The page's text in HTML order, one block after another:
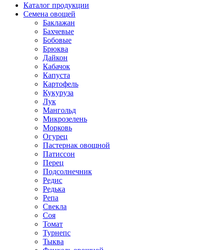
Каталог продукции
Семена овощей
Баклажан
Бахчевые
Бобовые
Брюква
Дайкон
Кабачок
Капуста
Картофель
Кукуруза
Лук
Мангольд
Микрозелень
Морковь
Огурец
Пастернак овощной
Патиссон
Перец
Подсолнечник
Редис
Редька
Репа
Свекла
Соя
Томат
Турнепс
Тыква